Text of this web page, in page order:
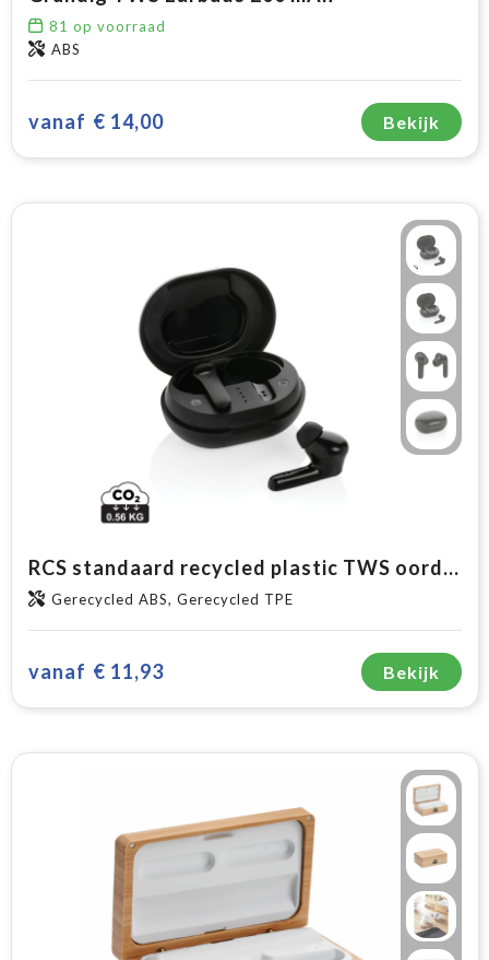
81 op voorraad
ABS
vanaf € 14,00 Bekijk
RCS standaard recycled plastic TWS oordoppen
Gerecycled ABS, Gerecycled TPE
vanaf € 11,93 Bekijk